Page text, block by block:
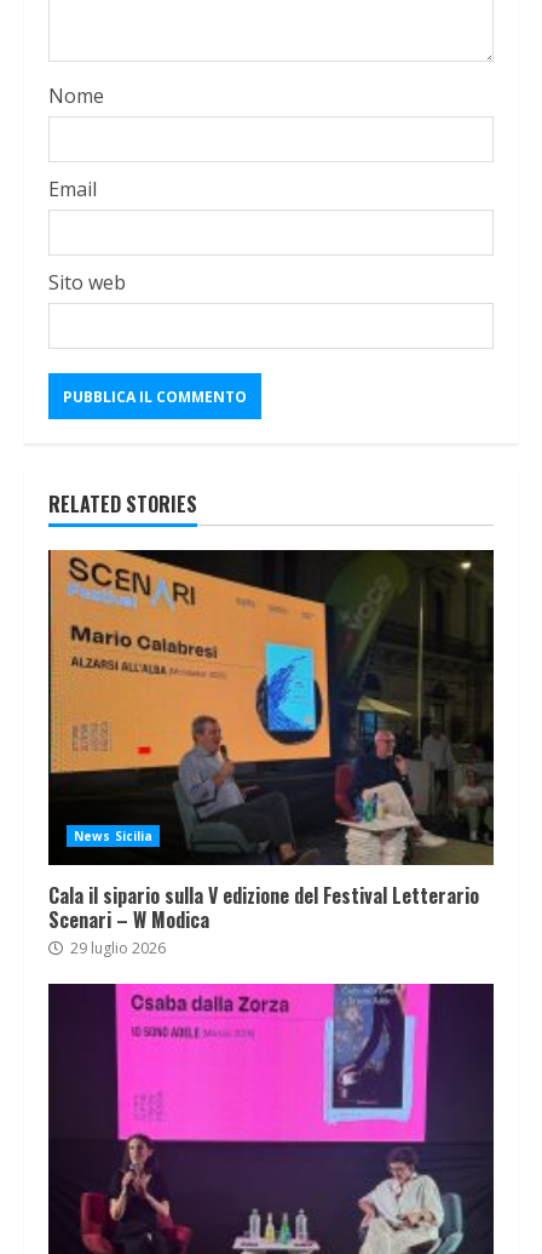
Nome
Email
Sito web
RELATED STORIES
News Sicilia
Cala il sipario sulla V edizione del Festival Letterario
Scenari – W Modica
29 luglio 2026